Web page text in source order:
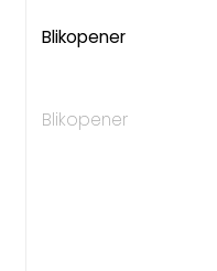
Blikopener
Blikopener